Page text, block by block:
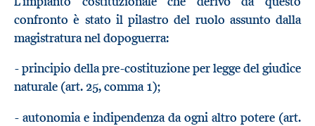
confronto è stato il pilastro del ruolo assunto dalla
magistratura nel dopoguerra:
- principio della pre-costituzione per legge del giudice
naturale (art. 25, comma 1);
- autonomia e indipendenza da ogni altro potere (art.